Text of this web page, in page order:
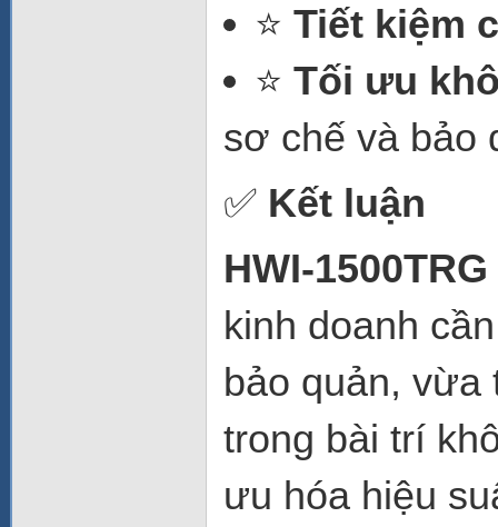
⭐ Tiết kiệm
⭐ Tối ưu
sơ chế và bảo
✅ Kết luận
HWI-1500TRG
kinh doanh
bảo quản, vừa
trong bài trí
ưu hóa hiệu